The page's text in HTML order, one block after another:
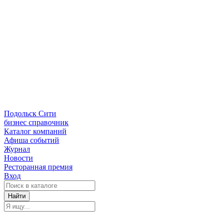
Подольск Сити
бизнес справочник
Каталог компаний
Афиша событий
Журнал
Новости
Ресторанная премия
Вход
Найти